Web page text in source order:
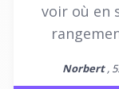
voir où en
Norbert,